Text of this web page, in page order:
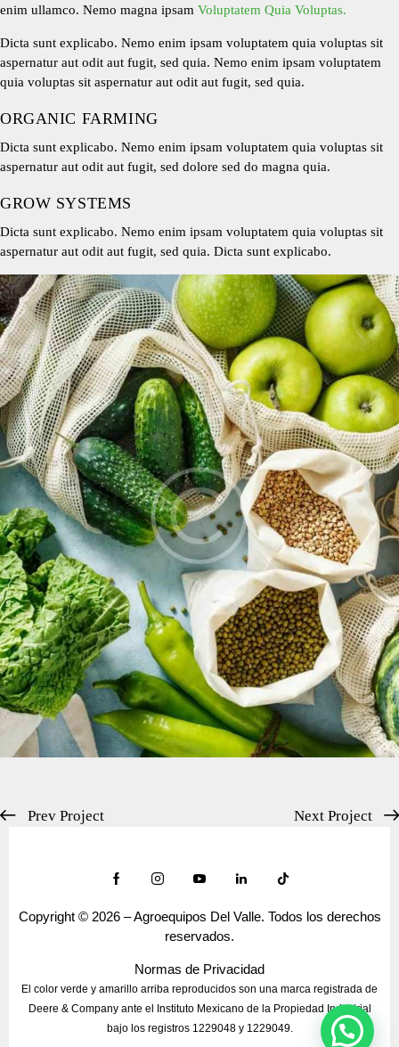
enim ullamco. Nemo magna ipsam Voluptatem Quia Voluptas.
Dicta sunt explicabo. Nemo enim ipsam voluptatem quia voluptas sit
aspernatur aut odit aut fugit, sed quia. Nemo enim ipsam voluptatem
quia voluptas sit aspernatur aut odit aut fugit, sed quia.
ORGANIC FARMING
Dicta sunt explicabo. Nemo enim ipsam voluptatem quia voluptas sit
aspernatur aut odit aut fugit, sed dolore sed do magna quia.
GROW SYSTEMS
Dicta sunt explicabo. Nemo enim ipsam voluptatem quia voluptas sit
aspernatur aut odit aut fugit, sed quia. Dicta sunt explicabo.
Prev Project Next Project
Copyright © 2026 – Agroequipos Del Valle. Todos los derechos
reservados.
Normas de Privacidad
El color verde y amarillo arriba reproducidos son una marca registrada de
Deere & Company ante el Instituto Mexicano de la Propiedad Industrial
bajo los registros 1229048 y 1229049.